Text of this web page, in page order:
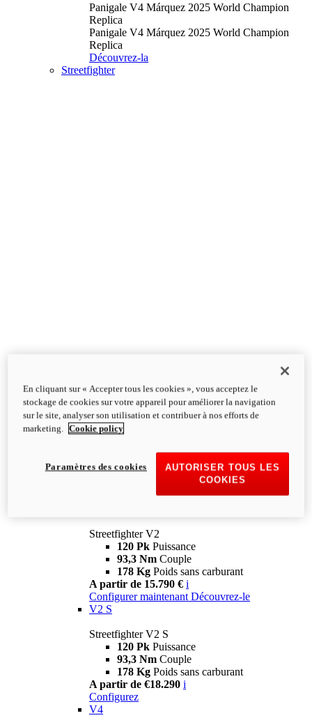
Panigale V4 Márquez 2025 World Champion
Replica
Panigale V4 Márquez 2025 World Champion
Replica
Découvrez-la
Streetfighter
Streetfighter V2
120 Pk Puissance
93,3 Nm Couple
178 Kg Poids sans carburant
A partir de 15.790 € i
Configurer maintenant Découvrez-le
V2 S
Streetfighter V2 S
120 Pk Puissance
93,3 Nm Couple
178 Kg Poids sans carburant
A partir de €18.290 i
Configurez
V4
En cliquant sur « Accepter tous les cookies », vous acceptez le
stockage de cookies sur votre appareil pour améliorer la navigation
sur le site, analyser son utilisation et contribuer à nos efforts de
marketing.
Cookie policy
AUTORISER TOUS LES
COOKIES
Paramètres des cookies